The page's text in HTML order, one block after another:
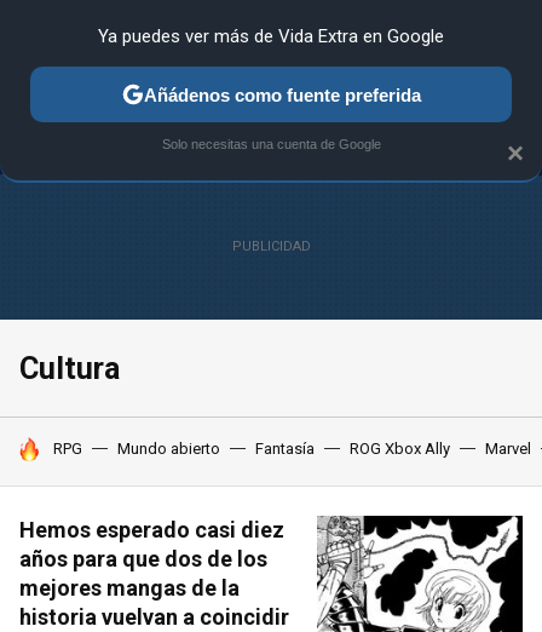
MENÚ NUEVO
GUÍAS Y TRUCOS PC SONY
Cultura
HOY SE HABLA DE
RPG Mundo abierto Fantasía ROG Xbox Ally Marvel
Hemos esperado casi diez
años para que dos de los
mejores mangas de la
historia vuelvan a coincidir
×
Ya puedes ver más de Vida Extra en Google
Añádenos como fuente preferida
Solo necesitas una cuenta de Google